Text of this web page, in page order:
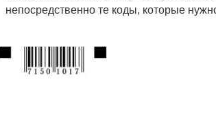
непосредственно те коды, которые